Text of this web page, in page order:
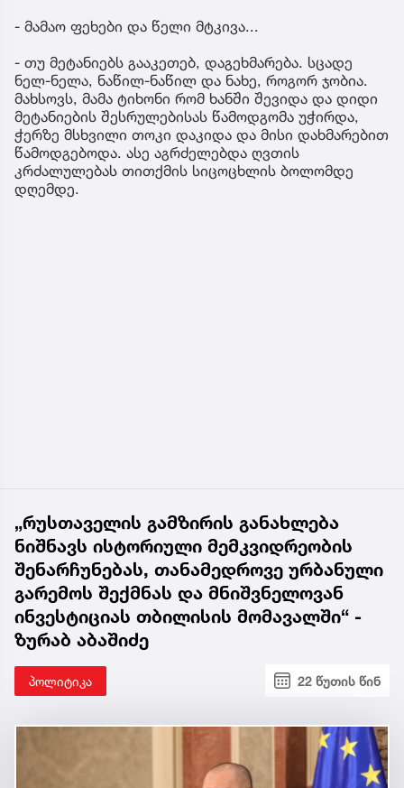
- მამაო ფეხები და წელი მტკივა...
- თუ მეტანიებს გააკეთებ, დაგეხმარება. სცადე
ნელ-ნელა, ნაწილ-ნაწილ და ნახე, როგორ ჯობია.
მახსოვს, მამა ტიხონი რომ ხანში შევიდა და დიდი
მეტანიების შესრულებისას წამოდგომა უჭირდა,
ჭერზე მსხვილი თოკი დაკიდა და მისი დახმარებით
წამოდგებოდა. ასე აგრძელებდა ღვთის
კრძალულებას თითქმის სიცოცხლის ბოლომდე
დღემდე.
„რუსთაველის გამზირის განახლება
ნიშნავს ისტორიული მემკვიდრეობის
შენარჩუნებას, თანამედროვე ურბანული
გარემოს შექმნას და მნიშვნელოვან
ინვესტიციას თბილისის მომავალში“ -
ზურაბ აბაშიძე
პოლიტიკა 22 წუთის წინ